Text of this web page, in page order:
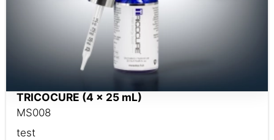
TRICOCURE (4 x 25 mL)
MS008
test